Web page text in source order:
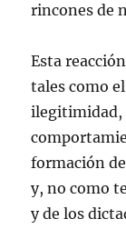
rincones de
Esta
tales como
ilegitimidad,
formación
y, no como
y de los